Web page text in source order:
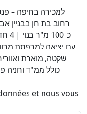
למכירה בחיפה –
רחוב בת חן בבניין
כולל ממ"ד וחניה
et nous vous